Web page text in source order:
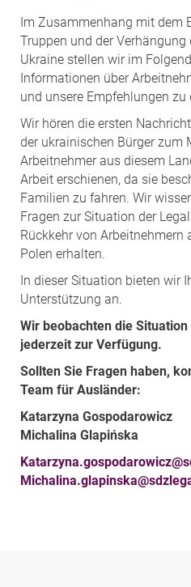
Im Zusammenhang mit dem
Truppen und der
Ukraine stellen wir im
Informationen über
und unsere Empfehlungen zu
Wir hören die ersten
der ukrainischen Bürger zum
Arbeitnehmer aus diesem
Arbeit erschienen, da sie
Familien zu fahren. Wir
Fragen zur Situation der
Rückkehr von Arbeitnehmern
Polen erhalten.
In dieser Situation bieten wir
Unterstützung an.
Wir beobachten die
jederzeit zur Verfügung.
Sollten Sie Fragen haben,
Team für Ausländer:
Katarzyna
Michalina Glapińska